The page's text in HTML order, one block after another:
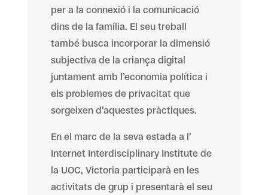
per a la connexió i la comunicació
dins de la família. El seu treball
també busca incorporar la dimensió
subjectiva de la criança digital
juntament amb l’economia política i
els problemes de privacitat que
sorgeixen d’aquestes pràctiques.
En el marc de la seva estada a l’
Internet Interdisciplinary Institute de
la UOC, Victoria participarà en les
activitats de grup i presentarà el seu